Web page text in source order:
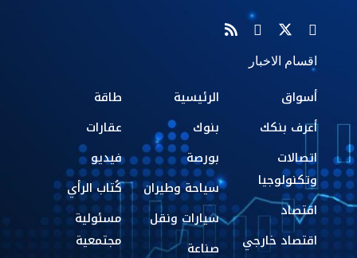
اقسام الاخبار
أسواق
أعرف بنكك
اتصالات
وتكنولوجيا
اقتصاد
اقتصاد خارجي
الرئيسية
بنوك
بورصة
سياحة وطيران
سيارات ونقل
صناعة
طاقة
عقارات
فيديو
كُتاب الرأي
مسئولية
مجتمعية